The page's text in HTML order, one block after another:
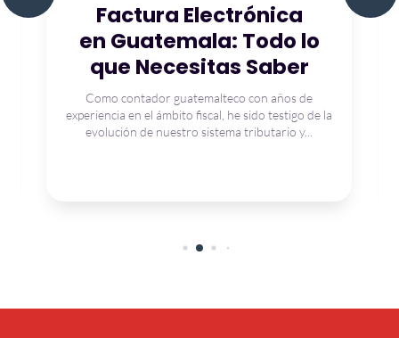
Factura Electrónica
en Guatemala: Todo lo
que Necesitas Saber
Como contador guatemalteco con años de
experiencia en el ámbito fiscal, he sido testigo de la
evolución de nuestro sistema tributario y...